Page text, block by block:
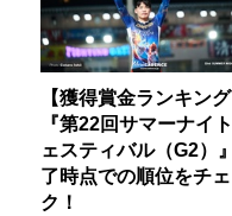
【獲得賞金ランキング
『第22回サマーナイ
ェスティバル（G2）
了時点での順位をチ
ク！